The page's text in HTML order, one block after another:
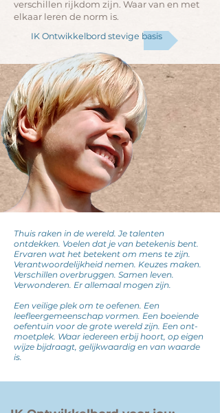
verschillen rijkdom zijn. Waar van en met
elkaar leren de norm is.
IK Ontwikkelbord stevige basis
Thuis raken in de wereld. Je talenten
ontdekken. Voelen dat je van betekenis bent.
Ervaren wat het betekent om mens te zijn.
Verantwoordelijkheid nemen. Keuzes maken.
Verschillen overbruggen. Samen leven.
Verwonderen. Er allemaal mogen zijn.
Een veilige plek om te oefenen. Een
leefleergemeenschap vormen. Een boeiende
oefentuin voor de grote wereld zijn. Een ont-
moetplek. Waar iedereen erbij hoort, op eigen
wijze bijdraagt, gelijkwaardig en van waarde
is.